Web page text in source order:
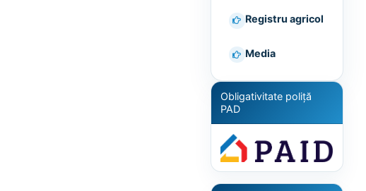
Registru agricol
Media
Obligativitate poliță
PAD